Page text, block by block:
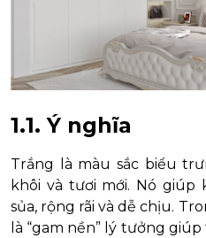
1.1. Ý nghĩa
Trắng là màu sắc biểu
khôi và tươi mới. Nó giúp
sủa, rộng rãi và dễ chịu.
là “gam nền” lý tưởng